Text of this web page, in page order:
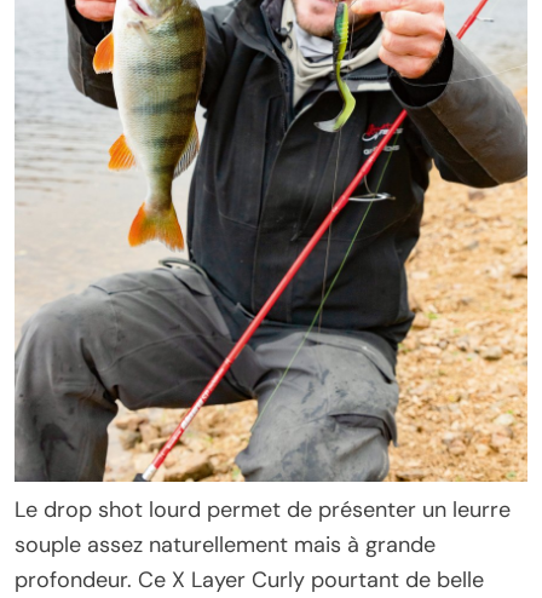
Le drop shot lourd permet de présenter un leurre
souple assez naturellement mais à grande
profondeur. Ce X Layer Curly pourtant de belle